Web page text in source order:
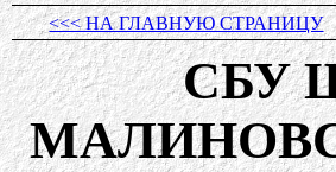
<<< НА ГЛАВНУЮ СТРАНИЦУ
СБУ